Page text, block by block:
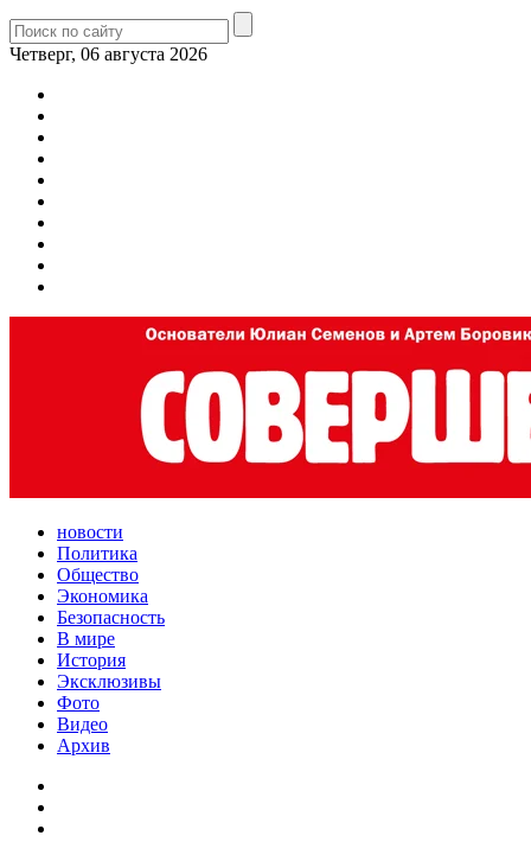
Четверг, 06 августа 2026
новости
Политика
Общество
Экономика
Безопасность
В мире
История
Эксклюзивы
Фото
Видео
Архив